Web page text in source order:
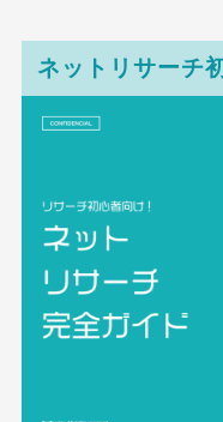
ネットリサーチ